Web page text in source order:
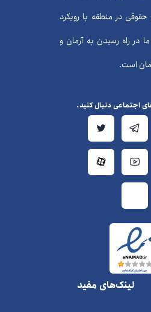
در منطقه با رویکرد
ما در راه رسیدن به آرمان و
است.
لینک‌های مفید
اجتماعی دنبال کنید.